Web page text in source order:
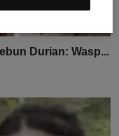
Durian: Wasp...